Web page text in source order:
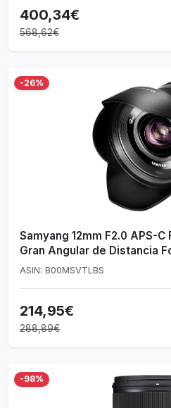
400,34€
568,62€
-26%
Samyang 12mm F2.0 APS-
Gran Angular de Distancia
Enfoque Manual, para
ASIN: B00MSVTLBS
214,95€
288,89€
-98%